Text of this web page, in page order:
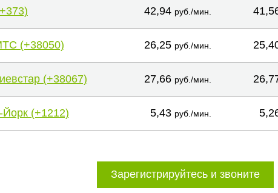
42,94 руб./мин.
(+38050) 26,25 руб./мин.
(+38067) 27,66 руб./мин.
(+1212) 5,43 руб./мин.
Зарегистрируйтесь и звоните